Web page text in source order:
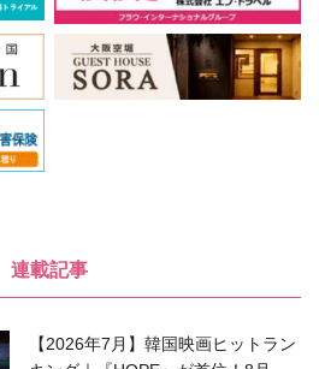
連載記事
【2026年7月】韓国映画ヒットラン